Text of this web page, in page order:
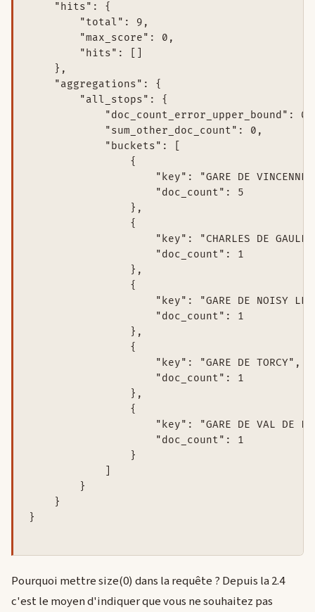
    "hits": {
        "total": 9,
        "max_score": 0,
        "hits": []
    },
    "aggregations": {
        "all_stops": {
            "doc_count_error_upper_bound": 0,
            "sum_other_doc_count": 0,
            "buckets": [
                {
"key": "GARE DE
                    "doc_count": 5
                },
                {
"key": "CHARLES DE
                    "doc_count": 1
                },
                {
"key": "GARE DE NOISY LE
                    "doc_count": 1
                },
                {
                    "key": "GARE DE TORCY",
                    "doc_count": 1
                },
                {
"key": "GARE DE VAL DE
                    "doc_count": 1
                }
        }
    }
}
Pourquoi mettre size(0) dans la requête ? Depuis la 2.4
c'est le moyen d'indiquer que vous ne souhaitez pas